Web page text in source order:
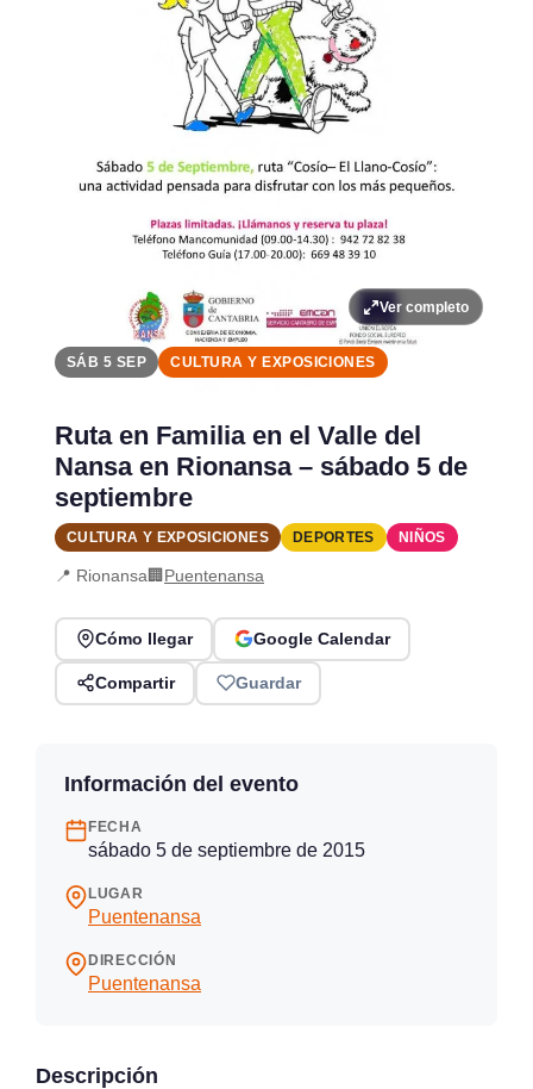
Ver completo
SÁB 5 SEP CULTURA Y EXPOSICIONES
Ruta en Familia en el Valle del
Nansa en Rionansa – sábado 5 de
septiembre
CULTURA Y EXPOSICIONES DEPORTES NIÑOS
📍 Rionansa🏢 Puentenansa
Cómo llegar Google Calendar
Compartir Guardar
Información del evento
FECHA
sábado 5 de septiembre de 2015
LUGAR
Puentenansa
DIRECCIÓN
Puentenansa
Descripción